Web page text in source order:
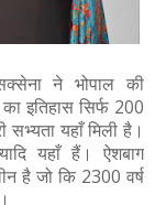
ने भोपाल की
इतिहास सिर्फ 200
सभ्यता यहाँ मिली है।
यहाँ हैं। ऐशबाग
है जो कि 2300 वर्ष